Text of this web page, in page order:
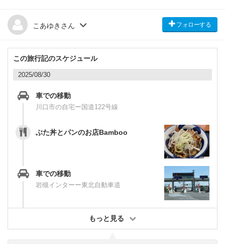
こあゆきさん フォローする
この旅行記のスケジュール
2025/08/30
車での移動
川口市の自宅ー国道122号線
ぶた丼とパンのお店Bamboo
車での移動
岩槻インターー東北自動車道
もっと見る